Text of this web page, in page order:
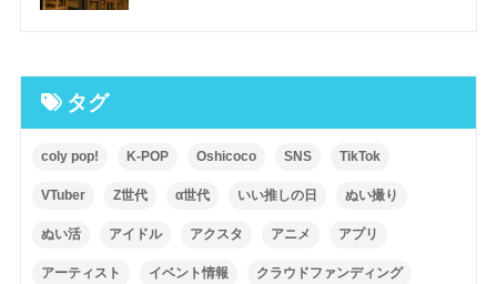
タグ
coly pop! K-POP Oshicoco SNS TikTok
VTuber Z世代 α世代 いい推しの日 ぬい撮り
ぬい活 アイドル アクスタ アニメ アプリ
アーティスト イベント情報 クラウドファンディング